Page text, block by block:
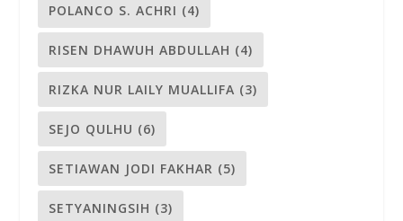
POLANCO S. ACHRI (4)
RISEN DHAWUH ABDULLAH (4)
RIZKA NUR LAILY MUALLIFA (3)
SEJO QULHU (6)
SETIAWAN JODI FAKHAR (5)
SETYANINGSIH (3)